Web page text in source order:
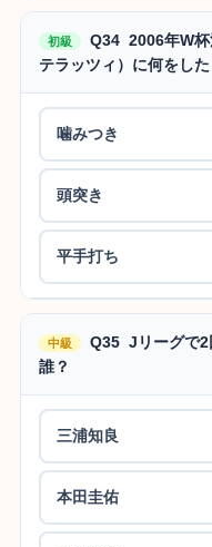
初級
Q34 2006年W杯
テラッツィ）に何をした
噛みつき
頭突き
平手打ち
中級
Q35 Jリーグで2
誰？
三浦知良
本田圭佑